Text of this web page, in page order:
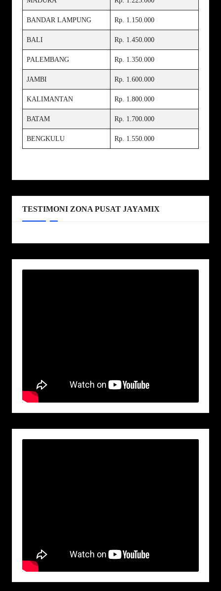
BANDAR LAMPUNG Rp. 1.150.000
BALI Rp. 1.450.000
PALEMBANG Rp. 1.350.000
JAMBI Rp. 1.600.000
KALIMANTAN Rp. 1.800.000
BATAM Rp. 1.700.000
BENGKULU Rp. 1.550.000
TESTIMONI ZONA PUSAT JAYAMIX